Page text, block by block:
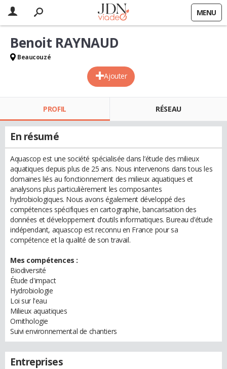
MENU
Ajouter
Benoit RAYNAUD
Beaucouzé
PROFIL RÉSEAU
En résumé
Aquascop est une société spécialisée dans l’étude des milieux
aquatiques depuis plus de 25 ans. Nous intervenons dans tous les
domaines liés au fonctionnement des milieux aquatiques et
analysons plus particulièrement les composantes
hydrobiologiques. Nous avons également développé des
compétences spécifiques en cartographie, bancarisation des
données et développement d’outils informatiques. Bureau d’étude
indépendant, aquascop est reconnu en France pour sa
compétence et la qualité de son travail.
Mes compétences :
Biodiversité
Étude d'impact
Hydrobiologie
Loi sur l'eau
Milieux aquatiques
Ornithologie
Suivi environnemental de chantiers
Entreprises